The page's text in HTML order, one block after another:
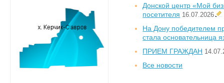
Донской центр «Мой
посетителя 16.07.2026
На Дону победителем
стала основательница
ПРИЕМ ГРАЖДАН
Все новости